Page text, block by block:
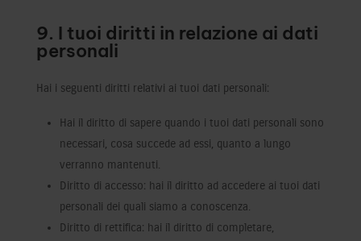
9. I tuoi diritti in relazione ai dati
personali
Hai i seguenti diritti relativi ai tuoi dati personali:
Hai il diritto di sapere quando i tuoi dati personali sono
necessari, cosa succede ad essi, quanto a lungo
verranno mantenuti.
Diritto di accesso: hai il diritto ad accedere ai tuoi dati
personali dei quali siamo a conoscenza.
Diritto di rettifica: hai il diritto di completare,